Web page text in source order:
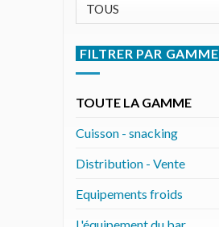
FILTRER PAR GAMME
TOUTE LA GAMME
Cuisson - snacking
Distribution - Vente
Equipements froids
L'équipement du bar